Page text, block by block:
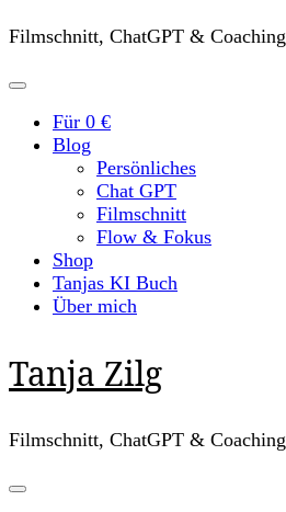
Filmschnitt, ChatGPT & Coaching
Für 0 €
Blog
Persönliches
Chat GPT
Filmschnitt
Flow & Fokus
Shop
Tanjas KI Buch
Über mich
Tanja Zilg
Filmschnitt, ChatGPT & Coaching